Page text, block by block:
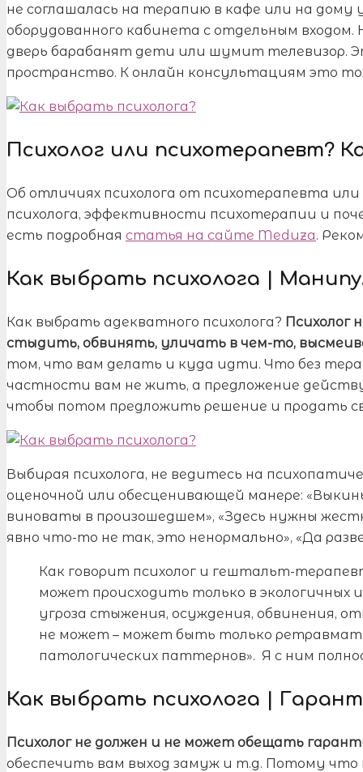
не соглашалась на терапию в кафе или на дому
оборудованного кабинета с отдельным
дверь барабанят дети или шумит телевизор.
пространство. К онлайн консультациям это
Психолог или психотерапевт?
Об отличиях психолога от психотерапевта
психолога, эффективности психотерапии и
есть подробная статья на сайте Meduza.
Как выбрать психолога |
Как выбрать адекватного психолога? Психолог
стыдить, обвинять, уличать в чем-то,
том, что вам делать и куда идти. Что без
частности вам не жить, а предложение
чтобы потом предложить решение и продать
Выбирая психолога, не ведитесь на
оценочной или обесценивающей манере:
виноваты в произошедшем», «Здесь нужны
явно что-то не так, это ненормально», «Да
Как говорит психолог и гештальт-
может происходить только в экологичных и
угроза стыжения, осуждения, обвинения,
не может – может быть только
патологических паттернов». Я с ним
Как выбрать психолога |
Психолог не должен и не может обещать
обеспечить вам выход замуж и т.д. Потому